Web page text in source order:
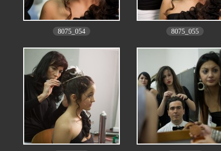
8075_054 8075_055